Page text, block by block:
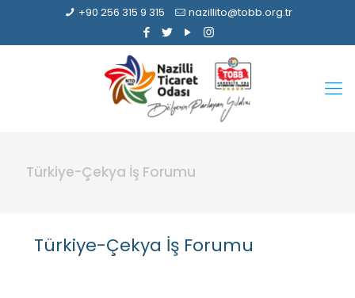
+90 256 315 9 315 nazillito@tobb.org.tr
Türkiye-Çekya İş Forumu
Türkiye-Çekya İş Forumu